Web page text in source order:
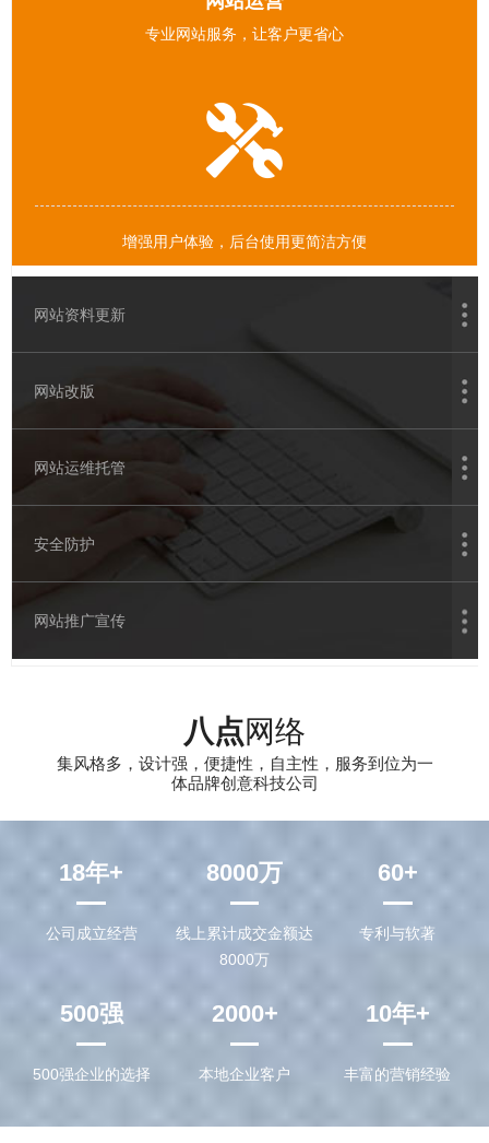
专业网站服务，让客户更省心
增强用户体验，后台使用更简洁方便
网站资料更新
网站改版
网站运维托管
安全防护
网站推广宣传
八点网络
集风格多，设计强，便捷性，自主性，服务到位为一
体品牌创意科技公司
18年+
公司成立经营
8000万
线上累计成交金额达
8000万
60+
专利与软著
500强
500强企业的选择
2000+
本地企业客户
10年+
丰富的营销经验